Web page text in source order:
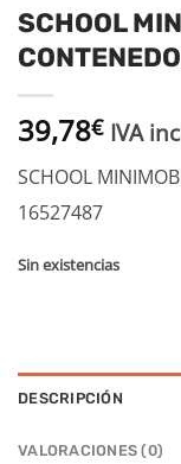
SCHOOL
39,78€ IVA
SCHOOL
16527487
Sin existencias
DESCRIPCIÓN
VALORACIONES (0)